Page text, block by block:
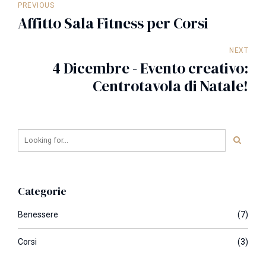
PREVIOUS
Affitto Sala Fitness per Corsi
NEXT
4 Dicembre - Evento creativo:
Centrotavola di Natale!
Categorie
Benessere (7)
Corsi (3)